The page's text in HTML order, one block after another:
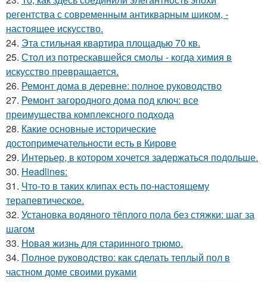
регентства с современным антикварным шиком, -
настоящее искусство.
24. Эта стильная квартира площадью 70 кв.
25. Стол из потрескавшейся смолы - когда химия в
искусство превращается.
26. Ремонт дома в деревне: полное руководство
27. Ремонт загородного дома под ключ: все
преимущества комплексного подхода
28. Какие основные исторические
достопримечательности есть в Кирове
29. Интерьер, в котором хочется задержаться подольше.
30. Headlines:
31. Что-то в таких клипах есть по-настоящему
терапевтическое.
32. Установка водяного тёплого пола без стяжки: шаг за
шагом
33. Новая жизнь для старинного трюмо.
34. Полное руководство: как сделать теплый пол в
частном доме своими руками